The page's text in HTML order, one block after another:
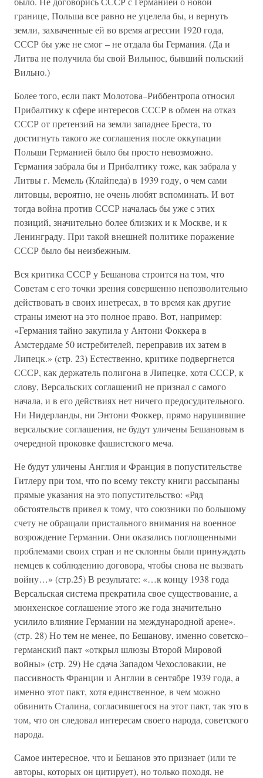
границе, Польша все равно не уцелела бы, и вернуть
земли, захваченные ей во время агрессии 1920 года,
СССР бы уже не смог – не отдала бы Германия. (Да и
Литва не получила бы свой Вильнюс, бывший польский
Вильно.)
Более того, если пакт Молотова–Риббентропа относил
Прибалтику к сфере интересов СССР в обмен на отказ
СССР от претензий на земли западнее Бреста, то
достигнуть такого же соглашения после оккупации
Польши Германией было бы просто невозможно.
Германия забрала бы и Прибалтику тоже, как забрала у
Литвы г. Мемель (Клайпеда) в 1939 году, о чем сами
литовцы, вероятно, не очень любят вспоминать. И вот
тогда война против СССР началась бы уже с этих
позиций, значительно более близких и к Москве, и к
Ленинграду. При такой внешней политике поражение
СССР было бы неизбежным.
Вся критика СССР у Бешанова строится на том, что
Советам с его точки зрения совершенно непозволительно
действовать в своих инетресах, в то время как другие
страны имеют на это полное право. Вот, например:
«Германия тайно закупила у Антони Фоккера в
Амстердаме 50 истребителей, переправив их затем в
Липецк.» (cтр. 23) Естественно, критике подвергнется
СССР, как держатель полигона в Липецке, хотя СССР, к
слову, Версальских соглашений не признал с самого
начала, и в его действиях нет ничего предосудительного.
Ни Нидерланды, ни Энтони Фоккер, прямо нарушившие
версальские соглашения, не будут уличены Бешановым в
очередной проковке фашистского меча.
Не будут уличены Англия и Франция в попустительстве
Гитлеру при том, что по всему тексту книги рассыпаны
прямые указания на это попустительство: «Ряд
обстоятельств привел к тому, что союзники по большому
счету не обращали пристального внимания на военное
возрождение Германии. Они оказались поглощенными
проблемами своих стран и не склонны были принуждать
немцев к соблюдению договора, чтобы снова не вызвать
войну…» (стр.25) В результате: «…к концу 1938 года
Версальская система прекратила свое существование, а
мюнхенское соглашение этого же года значительно
усилило влияние Германии на международной арене».
(стр. 28) Но тем не менее, по Бешанову, именно советско–
германский пакт «открыл шлюзы Второй Мировой
войны» (cтр. 29) Не сдача Западом Чехословакии, не
пассивность Франции и Англии в сентябре 1939 года, а
именно этот пакт, хотя единственное, в чем можно
обвинить Сталина, согласившегося на этот пакт, так это в
том, что он следовал интересам своего народа, советского
народа.
Самое интересное, что и Бешанов это признает (или те
авторы, которых он цитирует), но только походя, не